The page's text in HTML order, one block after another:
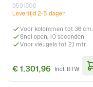
9591800
Levertijd 2-5 dagen
Voor kolommen tot 36 cm.
Snel open, 10 seconden
Voor vleugels tot 2,1 mtr.
€ 1.301,96